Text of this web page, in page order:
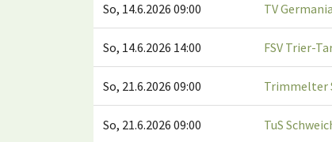
So, 14.6.2026 09:00 TV
So, 14.6.2026 14:00 FSV Trier-
So, 21.6.2026 09:00 Trimmelter
So, 21.6.2026 09:00 TuS